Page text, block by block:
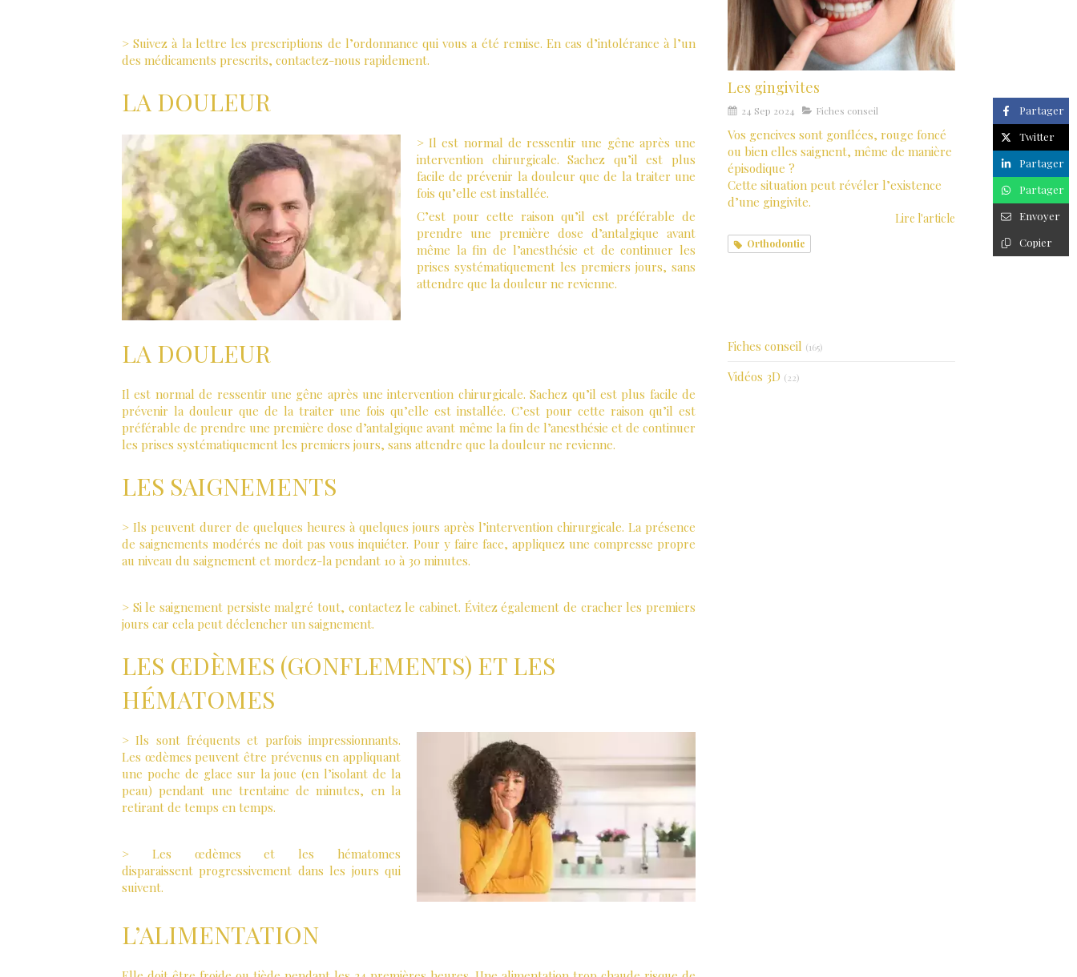
> Suivez à la lettre les prescriptions de l’ordonnance qui vous a été remise. En cas d’intolérance à l’un
des médicaments prescrits, contactez-nous rapidement.
LA DOULEUR
> Il est normal de ressentir une gêne après une
intervention chirurgicale. Sachez qu’il est plus
facile de prévenir la douleur que de la traiter une
fois qu’elle est installée.
C’est pour cette raison qu’il est préférable de
prendre une première dose d’antalgique avant
même la fin de l’anesthésie et de continuer les
prises systématiquement les premiers jours, sans
attendre que la douleur ne revienne.
LA DOULEUR
Il est normal de ressentir une gêne après une intervention chirurgicale. Sachez qu’il est plus facile de
prévenir la douleur que de la traiter une fois qu’elle est installée. C’est pour cette raison qu’il est
préférable de prendre une première dose d’antalgique avant même la fin de l’anesthésie et de continuer
les prises systématiquement les premiers jours, sans attendre que la douleur ne revienne.
LES SAIGNEMENTS
> Ils peuvent durer de quelques heures à quelques jours après l’intervention chirurgicale. La présence
de saignements modérés ne doit pas vous inquiéter. Pour y faire face, appliquez une compresse propre
au niveau du saignement et mordez-la pendant 10 à 30 minutes.
> Si le saignement persiste malgré tout, contactez le cabinet. Évitez également de cracher les premiers
jours car cela peut déclencher un saignement.
LES ŒDÈMES (GONFLEMENTS) ET LES
HÉMATOMES
> Ils sont fréquents et parfois impressionnants.
Les œdèmes peuvent être prévenus en appliquant
une poche de glace sur la joue (en l’isolant de la
peau) pendant une trentaine de minutes, en la
retirant de temps en temps.
> Les œdèmes et les hématomes
disparaissent progressivement dans les jours qui
suivent.
L’ALIMENTATION
Partager
Twitter
Partager
Partager
Envoyer
Copier
Les gingivites
24 Sep 2024 Fiches conseil
Vos gencives sont gonflées, rouge foncé
ou bien elles saignent, même de manière
épisodique ?
Cette situation peut révéler l’existence
d’une gingivite.
Lire l'article
Orthodontie
Fiches conseil (165)
Vidéos 3D (22)